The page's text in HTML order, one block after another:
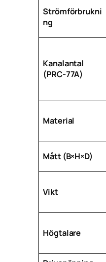
Strömförbrukni
ng
Kanalantal
(PRC-77A)
Material
Mått (B×H×D)
Vikt
Högtalare